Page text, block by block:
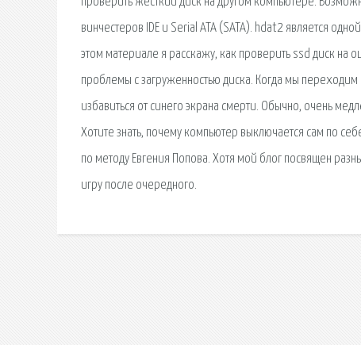
винчестеров IDE и Serial ATA (SATA). hdat2 является
этом материале я расскажу, как проверить ssd диск на
проблемы с загруженностью диска. Когда мы переходим
избавиться от синего экрана смерти. Обычно, очень
Хотите знать, почему компьютер выключается сам по
по методу Евгения Попова. Хотя мой блог посвящен
игру после очередного.